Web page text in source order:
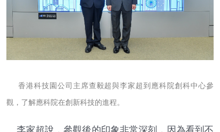
香港科技園公司主席查毅超與李家超到應科院創科中心參
觀，了解應科院在創新科技的進程。
李家超說，參觀後的印象非常深刻，因為看到不